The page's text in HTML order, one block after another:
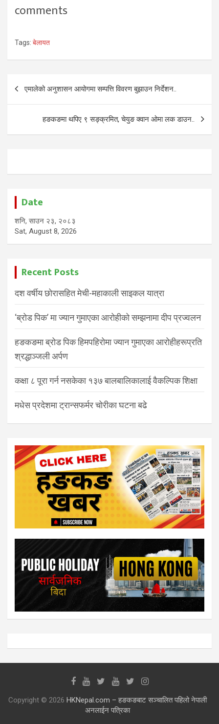
comments
Tags: बेलायत
Post
navigation
एमालेको अनुशासन आयोगमा सम्पत्ति विवरण बुझाउन निर्देशन..
हङकङमा थपिए ९ सङ्क्रमित, चेयुङ क्वान ओमा लक डाउन..
Date
शनि, साउन २३, २०८३
Sat, August 8, 2026
Recent Posts
दश वर्षीय छोरासहित मेची-महाकाली साइकल यात्रा
‘ब्रोड पिक’ मा ज्यान गुमाएका आरोहीको सम्झनामा दीप प्रज्वलन
हङकङमा ब्रोड पिक हिमपहिरोमा ज्यान गुमाएका आरोहीहरूप्रति
श्रद्धाञ्जली अर्पण
कक्षा ८ पूरा गर्न नसकेका १३७ बालबालिकालाई वैकल्पिक शिक्षा
मधेस प्रदेशमा ट्रान्सफर्मर चोरीका घटना बढे
Copyright © 2026 HKNepal.com – हङकङबाट सञ्चालित पहिलो नेपाली
अनलाईन पत्रिका